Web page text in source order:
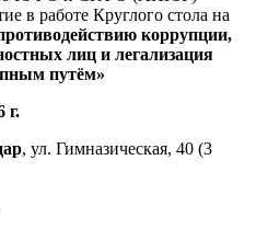
в работе Круглого стола на
коррупции,
лиц и легализация
путём»
г.
, ул. Гимназическая, 40 (3